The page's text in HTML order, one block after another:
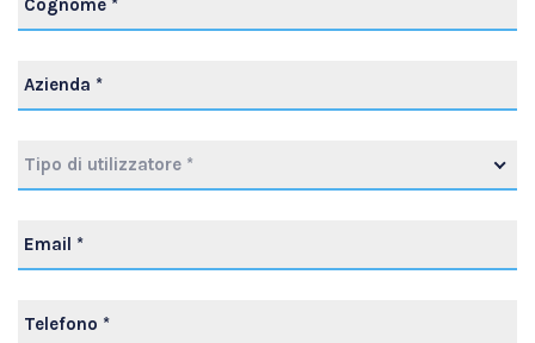
Tipo di utilizzatore *